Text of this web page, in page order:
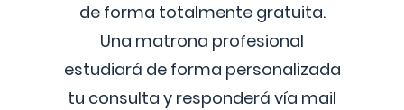
de forma totalmente gratuita.
Una matrona profesional
estudiará de forma personalizada
tu consulta y responderá vía mail